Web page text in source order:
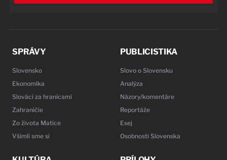
SPRÁVY
Slovensko
Ekonomika
Slováci za hranicami
Zahraničie
Zo života Matice
Všimli sme si
PUBLICISTIKA
Slovo o Slovensku
Analýza
Názory/komentáre
Reportáže
Esej
Osobnosti Slovenska